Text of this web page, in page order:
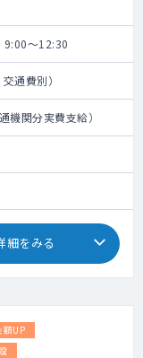
9:00～12:30
通費別）
機関分実費支給）
細をみる
額UP